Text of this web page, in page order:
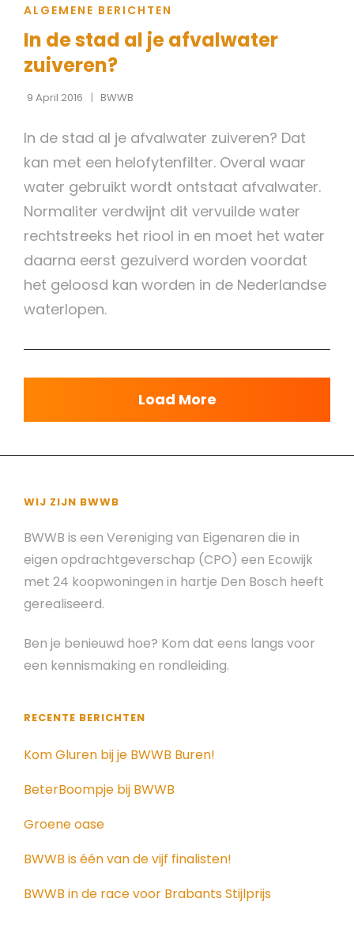
CAT
ALGEMENE BERICHTEN
In de stad al je afvalwater
zuiveren?
9 April 2016 BWWB
In de stad al je afvalwater zuiveren? Dat
kan met een helofytenfilter. Overal waar
water gebruikt wordt ontstaat afvalwater.
Normaliter verdwijnt dit vervuilde water
rechtstreeks het riool in en moet het water
daarna eerst gezuiverd worden voordat
het geloosd kan worden in de Nederlandse
waterlopen.
Load More
WIJ ZIJN BWWB
BWWB is een Vereniging van Eigenaren die in
eigen opdrachtgeverschap (CPO) een Ecowijk
met 24 koopwoningen in hartje Den Bosch heeft
gerealiseerd.
Ben je benieuwd hoe? Kom dat eens langs voor
een kennismaking en rondleiding.
RECENTE BERICHTEN
Kom Gluren bij je BWWB Buren!
BeterBoompje bij BWWB
Groene oase
BWWB is één van de vijf finalisten!
BWWB in de race voor Brabants Stijlprijs